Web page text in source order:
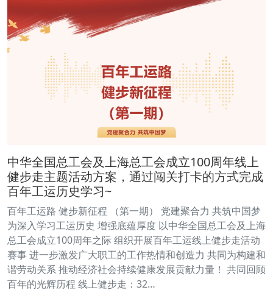
中华全国总工会及上海总工会成立100周年线上
健步走主题活动方案，通过闯关打卡的方式完成
百年工运历史学习~
百年工运路 健步新征程 （第一期） 党建聚合力 共筑中国梦
为深入学习工运历史 增强底蕴厚度 以中华全国总工会及上海
总工会成立100周年之际 组织开展百年工运线上健步走活动
赛事 进一步激发广大职工的工作热情和创造力 共同为构建和
谐劳动关系 推动经济社会持续健康发展贡献力量！ 共同回顾
百年的光辉历程 线上健步走：32…